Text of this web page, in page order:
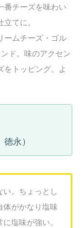
番チーズを味わい
てに。
ームチーズ・ゴル
ド。味のアクセン
をトッピング。よ
永）
い。ちょっとし
体がかなり塩味
塩味が強い。